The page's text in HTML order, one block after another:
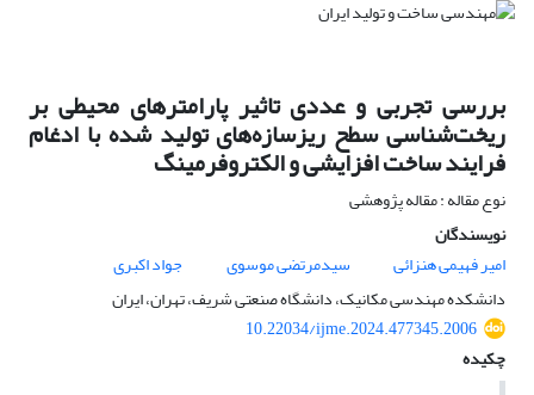
بررسی تجربی و عددی تاثیر پارامترهای محیطی بر
ریخت‌شناسی سطح ریزسازه‌های تولید شده با ادغام
فرایند ساخت افزایشی و الکتروفرمینگ
نوع مقاله : مقاله پژوهشی
نویسندگان
امیر فهیمی هنزائی
سیدمرتضی موسوی
جواد اکبری
دانشکده مهندسی مکانیک، دانشگاه صنعتی شریف، تهران، ایران
10.22034/ijme.2024.477345.2006
چکیده